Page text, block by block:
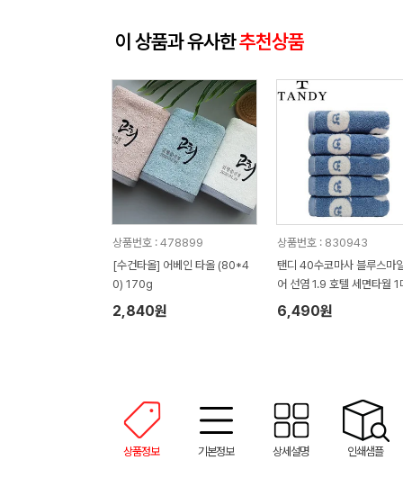
이 상품과 유사한추천상품
상품번호 : 478899
[수건타올] 어베인 타올 (80*4
0) 170g
2,840원
상품번호 : 830943
탠디 40수코마사 블루스마
어 선염 1.9 호텔 세면타월 1
6,490원
상품정보 기본정보 상세설명 인쇄샘플